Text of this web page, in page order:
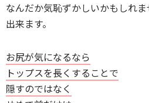
なんだか気恥ずかしいかもしれま
出来ます。
お尻が気になるなら
トップスを長くすることで
隠すのではなく